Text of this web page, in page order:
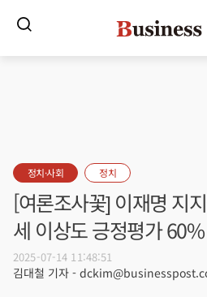
정치·사회 정치
[여론조사꽃] 이재명 지
세 이상도 긍정평가
2025-07-14 11:48:51
김대철 기자 -